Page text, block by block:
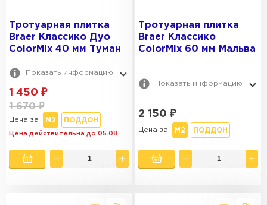
Тротуарная плитка
Braer Классико Дуо
ColorMix 40 мм Туман
Показать информацию
1 450 ₽
1 670₽
Цена за М2 ПОДДОН
Цена действительна до 05.08
Тротуарная плитка
Braer Классико
ColorMix 60 мм Мальва
Показать информацию
2 150 ₽
Цена за М2 ПОДДОН